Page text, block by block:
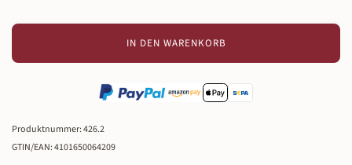
IN DEN WARENKORB
Produktnummer:426.2
GTIN/EAN:4101650064209